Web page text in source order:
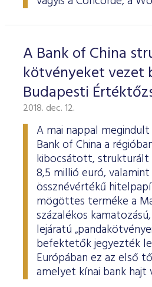
A Bank of China
kötvényeket vezet
Budapesti
2018. dec. 12.
A mai nappal megindult
Bank of China a
kibocsátott, strukturált
8,5 millió euró,
össznévértékű
mögöttes terméke a
százalékos
lejáratú
befektetők jegyezték
Európában ez az első
amelyet kínai bank hajt